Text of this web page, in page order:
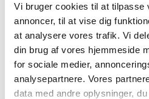
Vi bruger cookies til at tilpasse
annoncer, til at vise dig
at analysere vores trafik. Vi
din brug af vores hjemmeside
for sociale medier,
analysepartnere. Vores
data med andre oplysninger,
Højmesse i Løgumkloster
Simon Jylov